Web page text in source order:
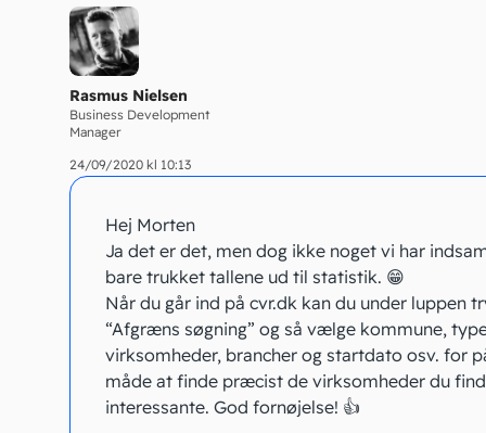
Rasmus Nielsen
Business Development
Manager
24/09/2020 kl 10:13
Hej Morten
Ja det er det, men dog ikke noget vi har
bare trukket tallene ud til statistik. 😁
Når du går ind på cvr.dk kan du under luppen
“Afgræns søgning” og så vælge kommune,
virksomheder, brancher og startdato osv. for
måde at finde præcist de virksomheder du
interessante. God fornøjelse! 👍